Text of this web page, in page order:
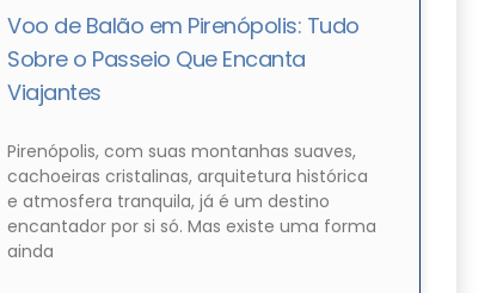
Voo de Balão em Pirenópolis: Tudo
Sobre o Passeio Que Encanta
Viajantes
Pirenópolis, com suas montanhas suaves,
cachoeiras cristalinas, arquitetura histórica
e atmosfera tranquila, já é um destino
encantador por si só. Mas existe uma forma
ainda